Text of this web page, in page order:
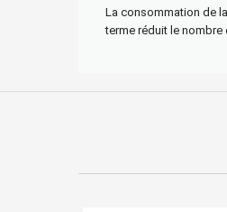
La consommation de
terme réduit le nombre